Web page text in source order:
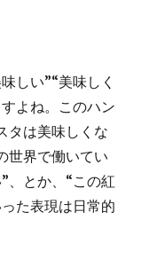
しい”“美味しく
よね。このハン
タは美味しくな
世界で働いてい
、とか、“この紅
た表現は日常的